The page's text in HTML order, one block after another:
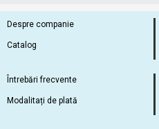
Despre companie
Catalog
Întrebări frecvente
Modalitați de plată